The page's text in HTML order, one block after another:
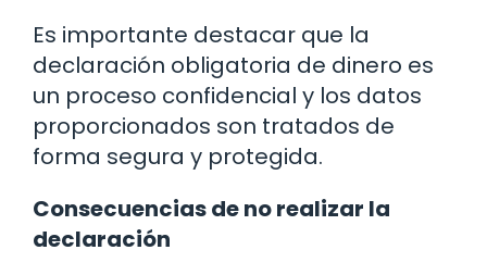
Es importante destacar que la
declaración obligatoria de dinero es
un proceso confidencial y los datos
proporcionados son tratados de
forma segura y protegida.
Consecuencias de no realizar la
declaración